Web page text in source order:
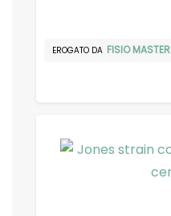
EROGATO DA FISIO MASTER